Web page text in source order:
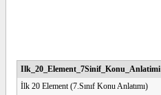
Ilk_20_Element_7Sinif_Konu_Anlatimi
İlk 20 Element (7.Sınıf Konu Anlatımı)